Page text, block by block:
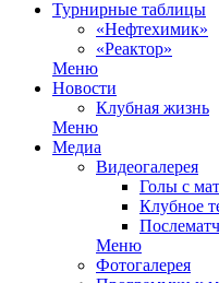
Турнирные таблицы
«Нефтехимик»
«Реактор»
Меню
Новости
Клубная жизнь
Меню
Медиа
Видеогалерея
Голы с
Клубное
Меню
Фотогалерея